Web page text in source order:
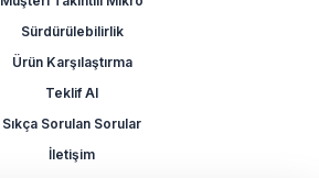
Sürdürülebilirlik
Ürün Karşılaştırma
Teklif Al
Sıkça Sorulan Sorular
İletişim